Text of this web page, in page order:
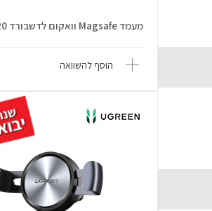
מעמד Magsafe וואקום לדשבורד XMD20
הוסף להשוואה